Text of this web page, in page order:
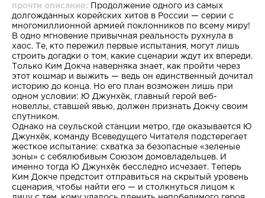
прочти описание: Продолжение одного из самых
долгожданных корейских хитов в России — серии с
многомиллионной армией поклонников по всему миру!
В одно мгновение привычная реальность рухнула в
хаос. Те, кто пережил первые испытания, могут лишь
строить догадки о том, какие сценарии ждут их впереди.
Только Ким Докча наверняка знает, как пройти через
этот кошмар и выжить — ведь он единственный дочитал
историю до конца. Но его план возможен лишь при
одном условии: Ю Джунхёк, главный герой веб-
новеллы, ставшей явью, должен признать Докчу своим
спутником.
Однако на сеульской станции метро, где оказывается Ю
Джунхёк, команду Всеведущего Читателя подстерегает
жесткое испытание: схватка за безопасные «зеленые
зоны» с себялюбивым Союзом домовладельцев. И
именно тогда Ю Джунхёк бесследно исчезает. Теперь
Ким Докче предстоит отправиться на скрытый уровень
сценария, чтобы найти его — и столкнуться лицом к